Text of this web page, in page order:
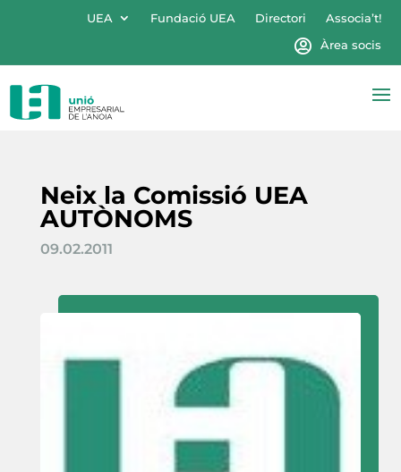
UEA Fundació UEA Directori
Associa’t!
Àrea socis
Neix la Comissió UEA
AUTÒNOMS
09.02.2011